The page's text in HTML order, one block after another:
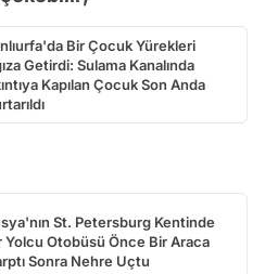
Bir Çocuk Yürekleri
Getirdi: Sulama Kanalında
Kapılan Çocuk Son Anda
St. Petersburg Kentinde
Yolcu Otobüsü Önce Bir Araca
Sonra Nehre Uçtu